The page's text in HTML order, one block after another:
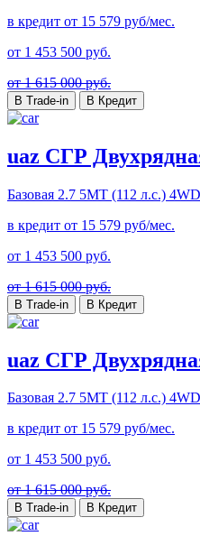
в кредит от 15 579 руб/мес.
от 1 453 500 руб.
от 1 615 000 руб.
В Trade-in В Кредит
uaz СГР
Базовая 2.7 5MT (112 л.с.) 4WD
в кредит от 15 579 руб/мес.
от 1 453 500 руб.
от 1 615 000 руб.
В Trade-in В Кредит
uaz СГР
Базовая 2.7 5MT (112 л.с.) 4WD
в кредит от 15 579 руб/мес.
от 1 453 500 руб.
от 1 615 000 руб.
В Trade-in В Кредит